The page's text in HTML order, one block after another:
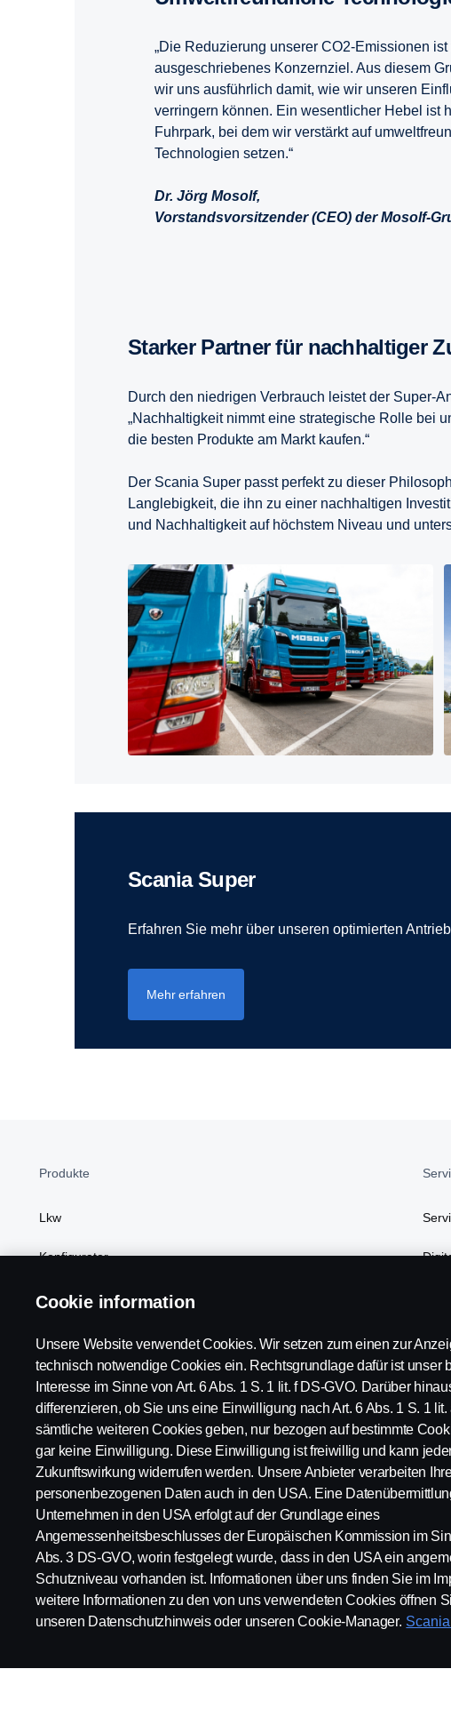
„Die Reduzierung unserer CO2-Emissionen ist
ausgeschriebenes Konzernziel. Aus diesem
wir uns ausführlich damit, wie wir unseren
verringern können. Ein wesentlicher Hebel ist
Fuhrpark, bei dem wir verstärkt auf
Technologien setzen.“
Dr. Jörg Mosolf,
Vorstandsvorsitzender (CEO) der Mosolf-
Starker Partner für nachhal­tiger
Durch den niedrigen Verbrauch leistet der Super-
„Nachhaltigkeit nimmt eine strategische Rolle bei
die besten Produkte am Markt kaufen.“
Der Scania Super passt perfekt zu dieser
Langlebigkeit, die ihn zu einer nachhaltigen
und Nachhaltigkeit auf höchstem Niveau und
Scania Super
Erfahren Sie mehr über unseren optimierten
Mehr erfahren
Produkte
Lkw
Konfigurator
Linien- und Reisebusse
Kundenvorteile
Scania in Ihrer Region: Deutschland
Impressum Datenschutz Rechtliche Hinweise Cookies
Cookie information
Unsere Website verwendet Cookies. Wir setzen zum einen zur
technisch notwendige Cookies ein. Rechtsgrundlage dafür ist unser
Interesse im Sinne von Art. 6 Abs. 1 S. 1 lit. f DS-GVO. Darüber
differenzieren, ob Sie uns eine Einwilligung nach Art. 6 Abs. 1 S. 1
sämtliche weiteren Cookies geben, nur bezogen auf bestimmte
gar keine Einwilligung. Diese Einwilligung ist freiwillig und kann
Zukunftswirkung widerrufen werden. Unsere Anbieter verarbeiten
personenbezogenen Daten auch in den USA. Eine
Unternehmen in den USA erfolgt auf der Grundlage eines
Angemessenheitsbeschlusses der Europäischen Kommission im
Abs. 3 DS-GVO, worin festgelegt wurde, dass in den USA ein
Schutzniveau vorhanden ist. Informationen über uns finden Sie im
weitere Informationen zu den von uns verwendeten Cookies öffnen
unseren Datenschutzhinweis oder unseren Cookie-Manager.